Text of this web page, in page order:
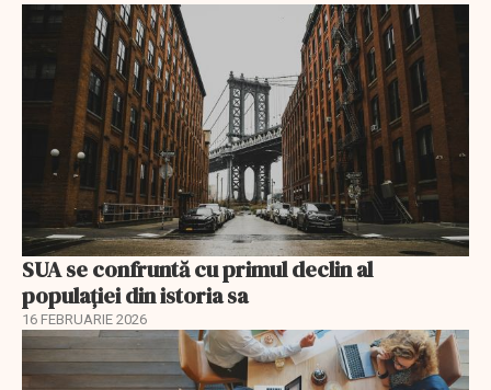
SUA se confruntă cu primul declin al
populației din istoria sa
16 FEBRUARIE 2026